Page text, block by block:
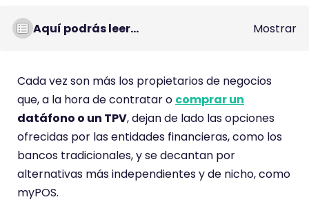
n
t
r
i
o
t
i
e
n
Aquí podrás leer... Mostrar
Cada vez son más los propietarios de negocios
que, a la hora de contratar o comprar un
datáfono o un TPV, dejan de lado las opciones
ofrecidas por las entidades financieras, como los
bancos tradicionales, y se decantan por
alternativas más independientes y de nicho, como
myPOS.